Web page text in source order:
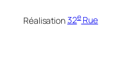
Réalisation32eRue